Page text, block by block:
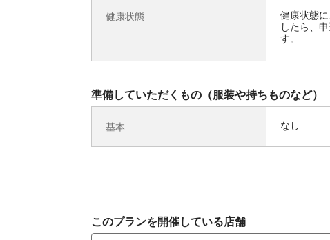
健康状態
健康状態
したら、
す。
準備していただくもの（服装や持ちものなど）
基本 なし
このプランを開催している店舗